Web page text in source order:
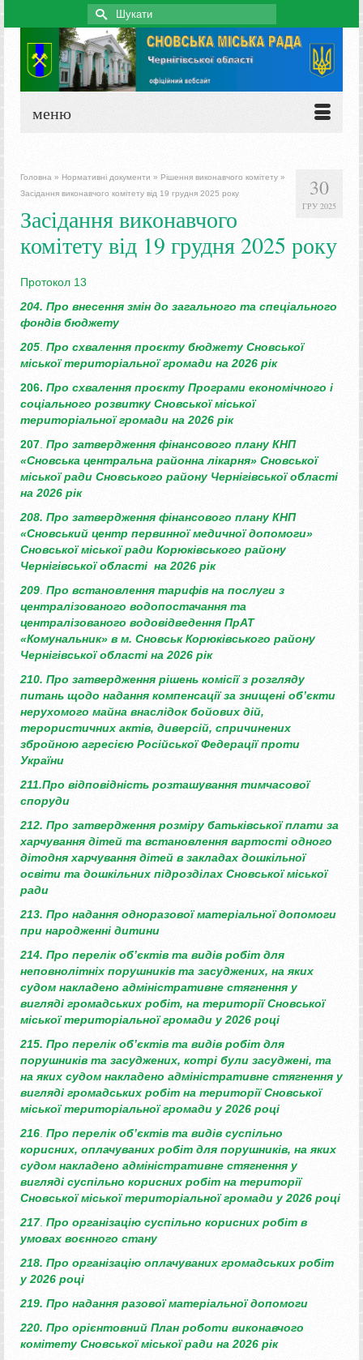
Search
for:
меню
30
ГРУ 2025
Головна » Нормативні документи » Рішення виконавчого комітету »
Засідання виконавчого комітету від 19 грудня 2025 року
Засідання виконавчого
комітету від 19 грудня 2025 року
Протокол 13
204. Про внесення змін до загального та спеціального
фондів бюджету
205 Про схвалення проєкту бюджету Сновської
міської територіальної громади на 2026 рік
206. Про схвалення проєкту Програми економічного і
соціального розвитку Сновської міської
територіальної громади на 2026 рік
207 Про затвердження фінансового плану КНП
«Сновська центральна районна лікарня» Сновської
міської ради Сновського району Чернігівської області
на 2026 рік
208. Про затвердження фінансового плану КНП
«Сновський центр первинної медичної допомоги»
Сновської міської ради Корюківського району
Чернігівської області на 2026 рік
209 Про встановлення тарифів на послуги з
централізованого водопостачання та
централізованого водовідведення ПрАТ
«Комунальник» в м. Сновськ Корюківського району
Чернігівської області на 2026 рік
210. Про затвердження рішень комісії з розгляду
питань щодо надання компенсації за знищені об’єкти
нерухомого майна внаслідок бойових дій,
терористичних актів, диверсій, спричинених
збройною агресією Російської Федерації проти
України
211.Про відповідність розташування тимчасової
споруди
212. Про затвердження розміру батьківської плати за
харчування дітей та встановлення вартості одного
дітодня харчування дітей в закладах дошкільної
освіти та дошкільних підрозділах Сновської міської
ради
213. Про надання одноразової матеріальної допомоги
при народженні дитини
214. Про перелік об’єктів та видів робіт для
неповнолітніх порушників та засуджених, на яких
судом накладено адміністративне стягнення у
вигляді громадських робіт, на території Сновської
міської територіальної громади у 2026 році
215. Про перелік об’єктів та видів робіт для
порушників та засуджених, котрі були засуджені, та
на яких судом накладено адміністративне стягнення у
вигляді громадських робіт на території Сновської
міської територіальної громади у 2026 році
216 Про перелік об’єктів та видів суспільно
корисних, оплачуваних робіт для порушників, на яких
судом накладено адміністративне стягнення у
вигляді суспільно корисних робіт на території
Сновської міської територіальної громади у 2026 році
217. Про організацію суспільно корисних робіт в
умовах воєнного стану
218. Про організацію оплачуваних громадських робіт
у 2026 році
219. Про надання разової матеріальної допомоги
220. Про орієнтовний План роботи виконавчого
комітету Сновської міської ради на 2026 рік